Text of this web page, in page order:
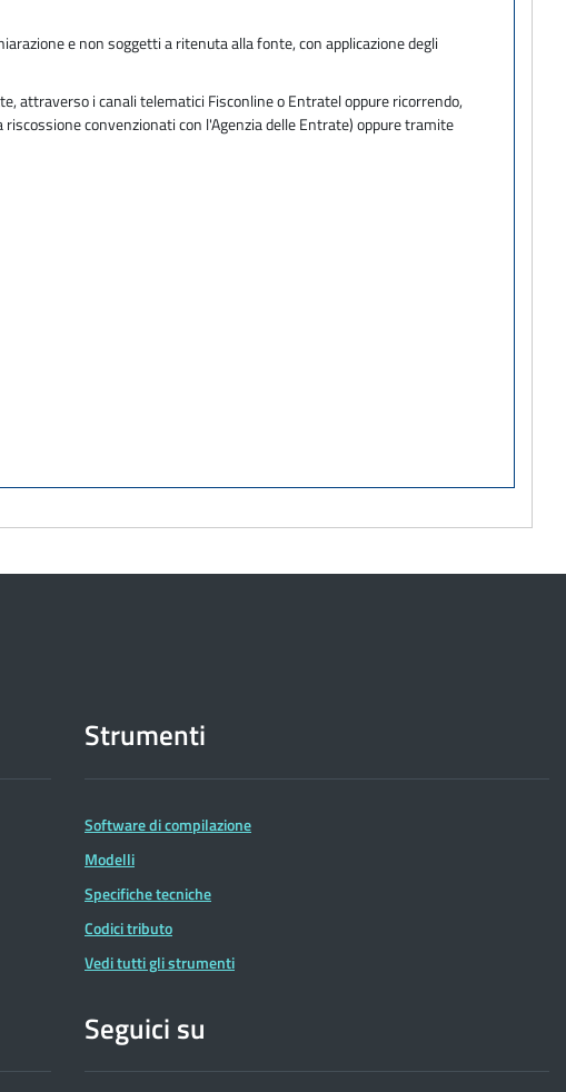
e non soggetti a ritenuta alla fonte, con applicazione degli
attraverso i canali telematici Fisconline o Entratel oppure ricorrendo,
convenzionati con l'Agenzia delle Entrate) oppure tramite
Strumenti
Software di compilazione
Modelli
Specifiche tecniche
Codici tributo
Vedi tutti gli strumenti
Seguici su